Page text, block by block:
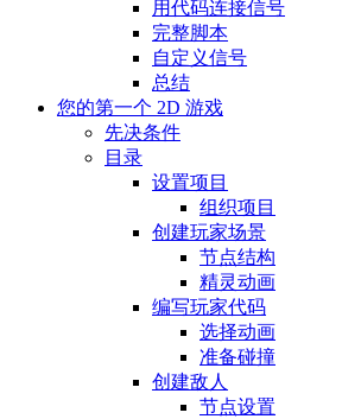
用代码连接信号
完整脚本
自定义信号
总结
您的第一个 2D 游戏
先决条件
目录
设置项目
组织项目
创建玩家场景
节点结构
精灵动画
编写玩家代码
选择动画
准备碰撞
创建敌人
节点设置